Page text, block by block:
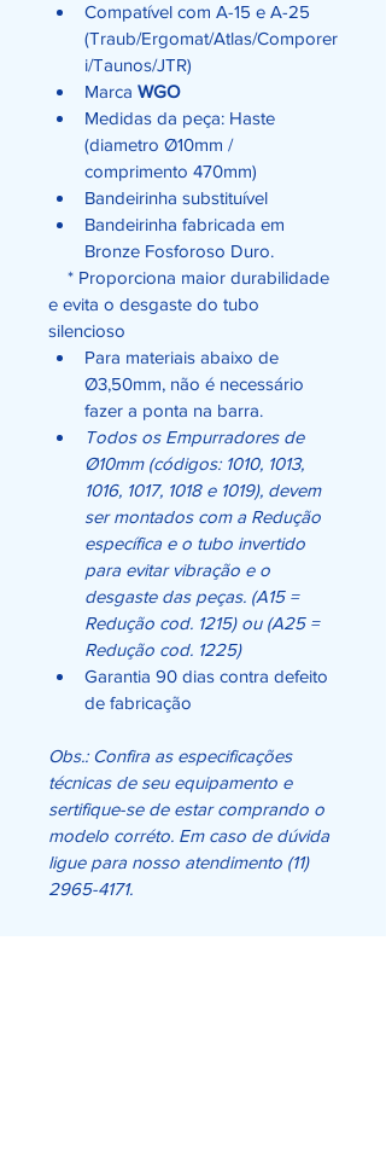
Compatível com A-15 e A-25
(Traub/Ergomat/Atlas/Comporer
i/Taunos/JTR)
Marca WGO
Medidas da peça: Haste
(diametro Ø10mm /
comprimento 470mm)
Bandeirinha substituível
Bandeirinha fabricada em
Bronze Fosforoso Duro.
* Proporciona maior durabilidade
e evita o desgaste do tubo
silencioso
Para materiais abaixo de
Ø3,50mm, não é necessário
fazer a ponta na barra.
Todos os Empurradores de
Ø10mm (códigos: 1010, 1013,
1016, 1017, 1018 e 1019), devem
ser montados com a Redução
específica e o tubo invertido
para evitar vibração e o
desgaste das peças. (A15 =
Redução cod. 1215) ou (A25 =
Redução cod. 1225)
Garantia 90 dias contra defeito
de fabricação
Obs.: Confira as especificações
técnicas de seu equipamento e
sertifique-se de estar comprando o
modelo corréto. Em caso de dúvida
ligue para nosso atendimento (11)
2965-4171.